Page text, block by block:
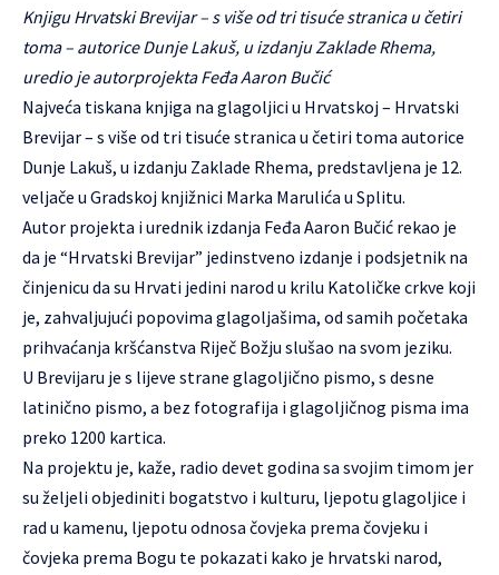
Knjigu Hrvatski Brevijar – s više od tri tisuće stranica u četiri
toma – autorice Dunje Lakuš, u izdanju Zaklade Rhema,
uredio je autorprojekta Feđa Aaron Bučić
Najveća tiskana knjiga na glagoljici u Hrvatskoj – Hrvatski
Brevijar – s više od tri tisuće stranica u četiri toma autorice
Dunje Lakuš, u izdanju Zaklade Rhema, predstavljena je 12.
veljače u Gradskoj knjižnici Marka Marulića u Splitu.
Autor projekta i urednik izdanja Feđa Aaron Bučić rekao je
da je “Hrvatski Brevijar” jedinstveno izdanje i podsjetnik na
činjenicu da su Hrvati jedini narod u krilu Katoličke crkve koji
je, zahvaljujući popovima glagoljašima, od samih početaka
prihvaćanja kršćanstva Riječ Božju slušao na svom jeziku.
U Brevijaru je s lijeve strane glagoljično pismo, s desne
latinično pismo, a bez fotografija i glagoljičnog pisma ima
preko 1200 kartica.
Na projektu je, kaže, radio devet godina sa svojim timom jer
su željeli objediniti bogatstvo i kulturu, ljepotu glagoljice i
rad u kamenu, ljepotu odnosa čovjeka prema čovjeku i
čovjeka prema Bogu te pokazati kako je hrvatski narod,